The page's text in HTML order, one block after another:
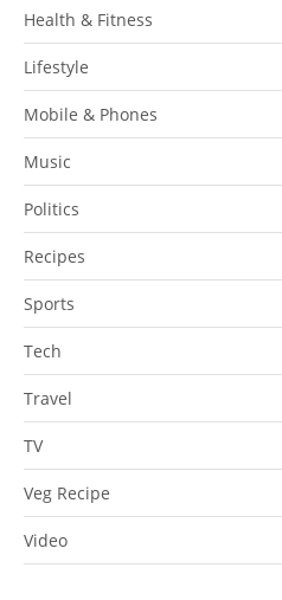
Health & Fitness
Lifestyle
Mobile & Phones
Music
Politics
Recipes
Sports
Tech
Travel
TV
Veg Recipe
Video